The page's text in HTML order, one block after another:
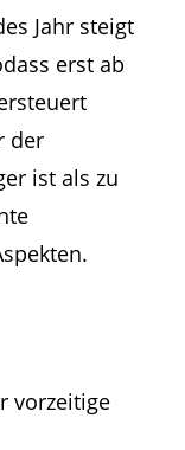
Jahr steigt
erst ab
der
ist als zu
vorzeitige